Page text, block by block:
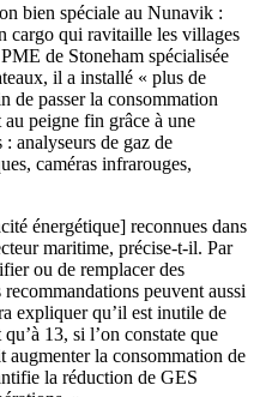
bien spéciale au Nunavik :
cargo qui ravitaille les villages
de Stoneham spécialisée
il a installé « plus de
de passer la consommation
peigne fin grâce à une
analyseurs de gaz de
caméras infrarouges,
énergétique] reconnues dans
maritime, précise-t-il. Par
ou de remplacer des
peuvent aussi
expliquer qu’il est inutile de
13, si l’on constate que
augmenter la consommation de
la réduction de GES